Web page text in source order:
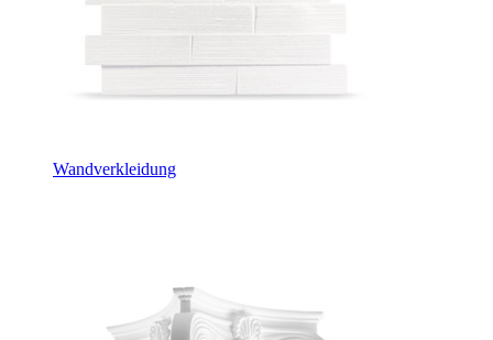
Wandverkleidung